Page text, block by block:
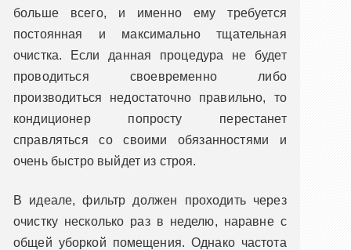
больше всего, и именно ему требуется
постоянная и максимально тщательная
очистка. Если данная процедура не будет
проводиться своевременно либо
производиться недостаточно правильно, то
кондиционер попросту перестанет
справляться со своими обязанностями и
очень быстро выйдет из строя.
В идеале, фильтр должен проходить через
очистку несколько раз в неделю, наравне с
общей уборкой помещения. Однако частота